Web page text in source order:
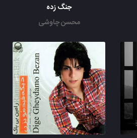
جنگ زده
محسن چاوشی